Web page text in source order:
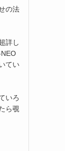
の法
詳し
てい
いろ
ら覗